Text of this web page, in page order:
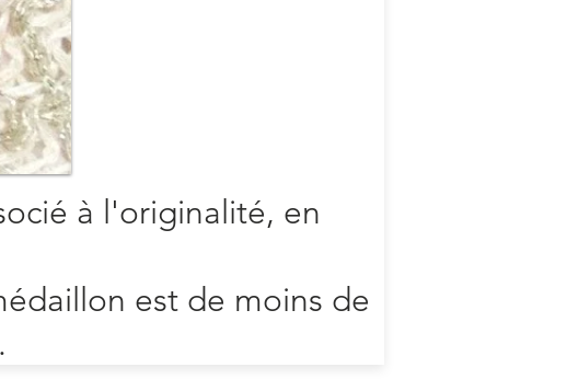
à l'originalité, en
est de moins de